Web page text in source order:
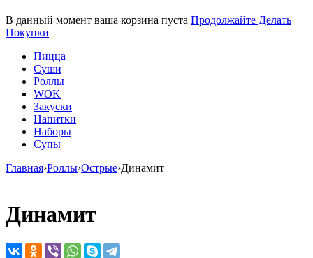
В данный момент ваша корзина пуста Продолжайте Делать
Покупки
Пицца
Суши
Роллы
WOK
Закуски
Напитки
Наборы
Супы
Главная›Роллы›Острые›Динамит
Динамит